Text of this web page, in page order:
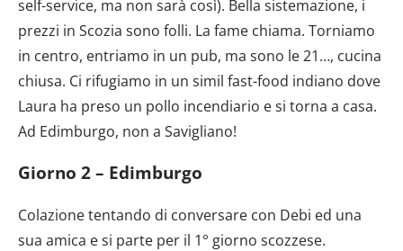
self-service, ma non sarà così). Bella sistemazione, i
prezzi in Scozia sono folli. La fame chiama. Torniamo
in centro, entriamo in un pub, ma sono le 21…, cucina
chiusa. Ci rifugiamo in un simil fast-food indiano dove
Laura ha preso un pollo incendiario e si torna a casa.
Ad Edimburgo, non a Savigliano!
Giorno 2 – Edimburgo
Colazione tentando di conversare con Debi ed una
sua amica e si parte per il 1° giorno scozzese.